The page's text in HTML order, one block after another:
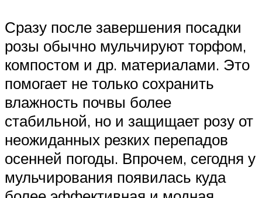
Сразу после завершения посадки
розы обычно мульчируют торфом,
компостом и др. материалами. Это
помогает не только сохранить
влажность почвы более
стабильной, но и защищает розу от
неожиданных резких перепадов
осенней погоды. Впрочем, сегодня у
мульчирования появилась куда